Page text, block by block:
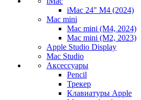
iMac 24" M4 (2024)
Mac mini
Mac mini (M4, 2024)
Mac mini (M2, 2023)
Apple Studio Display
Mac Studio
Аксессуары
Pencil
Трекер
Клавиатуры Apple